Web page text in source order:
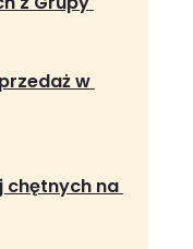
w
chętnych na